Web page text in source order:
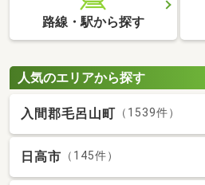
路線・駅から探す
人気のエリアから探す
入間郡毛呂山町 （1539件）
日高市 （145件）